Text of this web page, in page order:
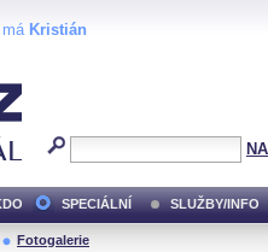
Kristián
SPECIÁLNÍ SLUŽBY/INFO
Fotogalerie